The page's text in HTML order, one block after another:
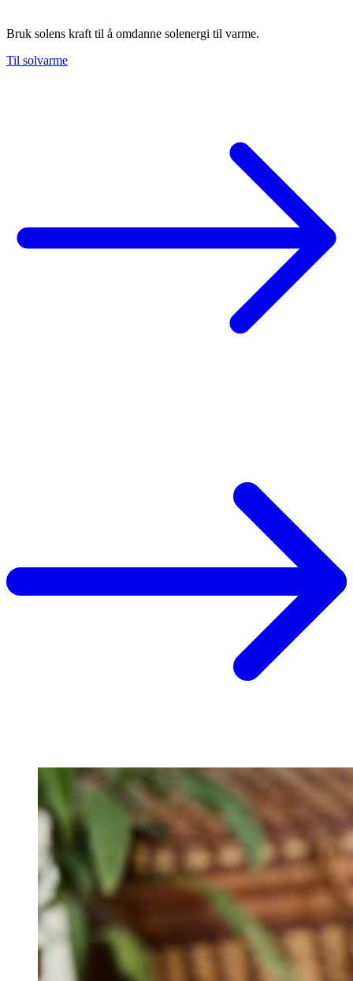
Bruk solens kraft til å omdanne solenergi til varme.
Til solvarme